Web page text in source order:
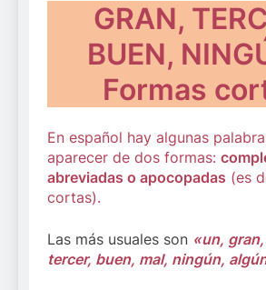
GRAN,
BUEN,
Formas
En español hay algunas
aparecer de dos formas:
abreviadas o apocopadas (es
cortas).
Las más usuales son «un,
tercer, buen, mal, ningún,